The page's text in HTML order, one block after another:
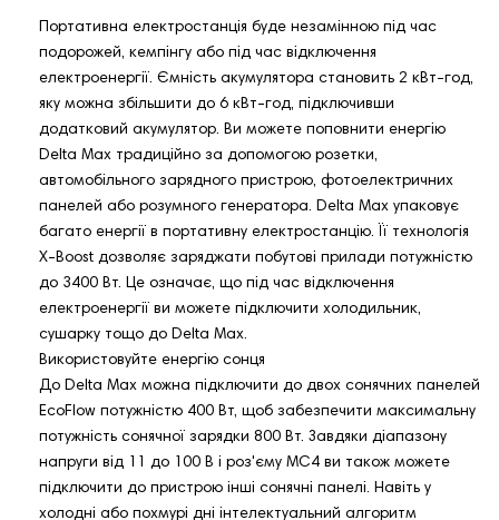
Портативна електростанція буде незамінною під час
подорожей, кемпінгу або під час відключення
електроенергії. Ємність акумулятора становить 2 кВт-год,
яку можна збільшити до 6 кВт-год, підключивши
додатковий акумулятор. Ви можете поповнити енергію
Delta Max традиційно за допомогою розетки,
автомобільного зарядного пристрою, фотоелектричних
панелей або розумного генератора. Delta Max упаковує
багато енергії в портативну електростанцію. Її технологія
X-Boost дозволяє заряджати побутові прилади потужністю
до 3400 Вт. Це означає, що під час відключення
електроенергії ви можете підключити холодильник,
сушарку тощо до Delta Max.
Використовуйте енергію сонця
До Delta Max можна підключити до двох сонячних панелей
EcoFlow потужністю 400 Вт, щоб забезпечити максимальну
потужність сонячної зарядки 800 Вт. Завдяки діапазону
напруги від 11 до 100 В і роз'єму MC4 ви також можете
підключити до пристрою інші сонячні панелі. Навіть у
холодні або похмурі дні інтелектуальний алгоритм